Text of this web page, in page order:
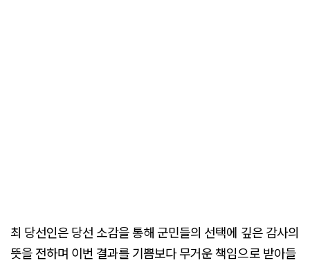
최 당선인은 당선 소감을 통해 군민들의 선택에 깊은 감사의
뜻을 전하며 이번 결과를 기쁨보다 무거운 책임으로 받아들